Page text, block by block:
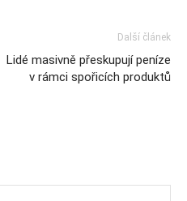
Další článek
Lidé masivně přeskupují peníze
v rámci spořicích produktů